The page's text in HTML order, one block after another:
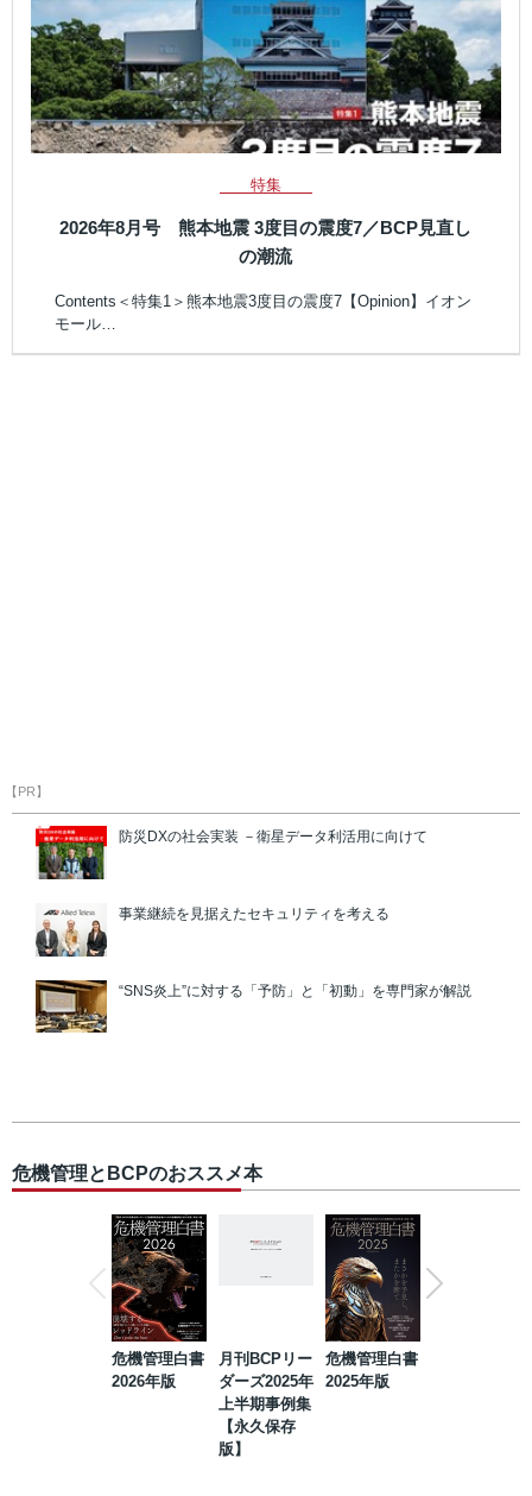
特集
2026年8月号 熊本地震 3度目の震度7／BCP見直し
の潮流
Contents＜特集1＞熊本地震3度目の震度7【Opinion】イオン
モール…
【PR】
防災DXの社会実装 －衛星データ利活用に向けて
事業継続を見据えたセキュリティを考える
“SNS炎上”に対する「予防」と「初動」を専門家が解説
危機管理とBCPのおススメ本
危機管理白書
2026年版
月刊BCPリー
ダーズ2025年
上半期事例集
【永久保存
版】
危機管理白書
2025年版